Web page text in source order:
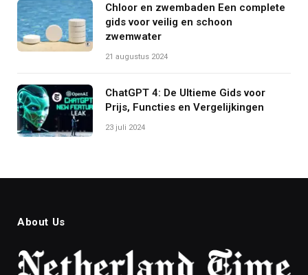
Chloor en zwembaden Een complete
gids voor veilig en schoon
zwemwater
21 augustus 2024
ChatGPT 4: De Ultieme Gids voor
Prijs, Functies en Vergelijkingen
23 juli 2024
About Us